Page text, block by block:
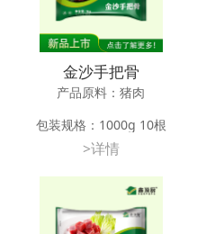
金沙手把骨
产品原料：猪肉
包装规格：1000g 10根
应用方法：油炸、碳烤
储存条件：-18℃以下冷冻储藏12
个月
>详情